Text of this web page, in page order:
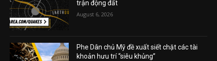
trận động đất
August 6, 2026
Phe Dân chủ Mỹ đề xuất siết chặt các tài
khoản hưu trí “siêu khủng”